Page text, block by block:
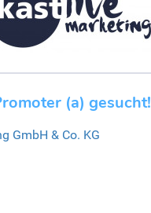
(a) gesucht!
GmbH & Co. KG